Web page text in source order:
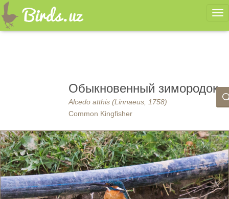
Обыкновенный зимородок
Alcedo atthis (Linnaeus, 1758)
Common Kingfisher